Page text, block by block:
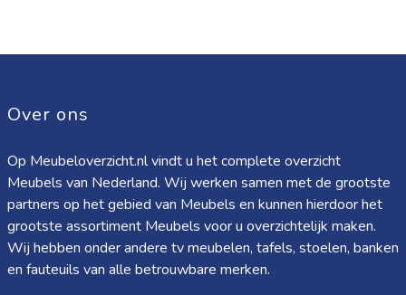
Over ons
Op Meubeloverzicht.nl vindt u het complete overzicht
Meubels van Nederland. Wij werken samen met de grootste
partners op het gebied van Meubels en kunnen hierdoor het
grootste assortiment Meubels voor u overzichtelijk maken.
Wij hebben onder andere tv meubelen, tafels, stoelen, banken
en fauteuils van alle betrouwbare merken.